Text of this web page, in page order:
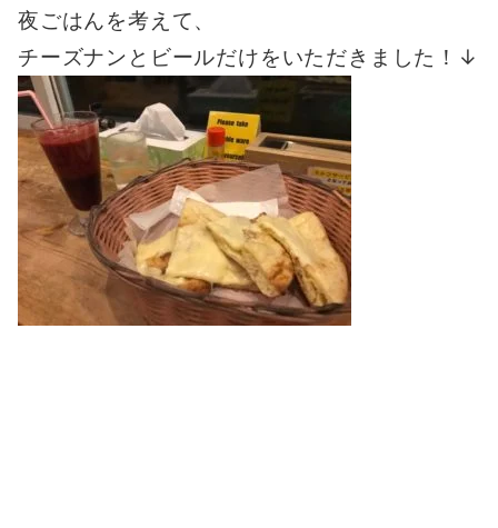
夜ごはんを考えて、
チーズナンとビールだけをいただきました！↓